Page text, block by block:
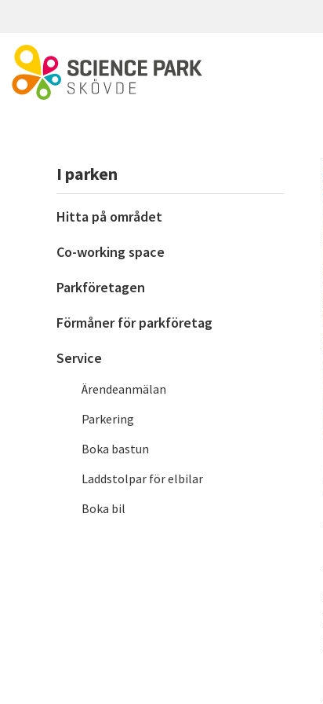
I parken
Hitta på området
Co-working space
Parkföretagen
Förmåner för parkföretag
Service
Ärendeanmälan
Parkering
Boka bastun
Laddstolpar för elbilar
Boka bil